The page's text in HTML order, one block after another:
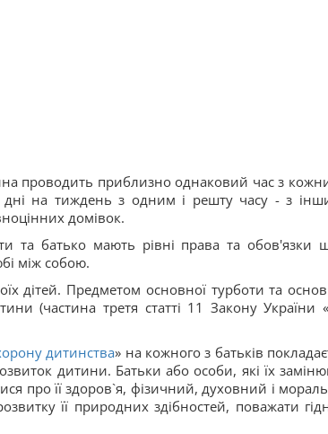
проводить приблизно однаковий час з
дні на тиждень з одним і решту часу - з
домівок.
та батько мають рівні права та обов'язки
між собою.
дітей. Предметом основної турботи та
(частина третя статті 11 Закону України «
дитинства» на кожного з батьків
дитини. Батьки або особи, які їх
про її здоров`я, фізичний, духовний і
її природних здібностей, поважати